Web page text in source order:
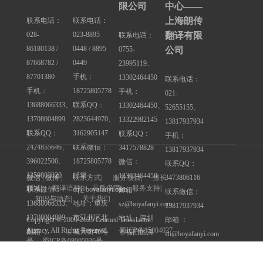
联系电话：
028-
86180138 /
87668782 /
87701380
手机：
13688066333、
13708004899
联系QQ：
2424855646、
396022500、
1359803020
联系微信：
13688066333、
13708004899
邮箱 ：
联系电话：
023-8895
0448 / 8895
0449
手机：
18725805778
联系QQ：
2823644970、
3162905147
联系微信：
18725805778
邮箱：
cq@boyafanyi.com
地址：重庆
市江北区北
城天街46号
限公司
联系电话：
0755-
23995119、
13302464450
手机：
13302464450、
13322982145
联系QQ：
3417578828
微信：
13302464450
邮箱：
sz@boyafanyi.com
地址：深圳
市福田区深
中心——
上海朗传
翻译有限
公司
联系电话：
021-
52655155、
13817937934
手机：
13817937934
联系QQ：
3473806116
联系微信：
13817937934
邮箱 ：
sh@boyafanyi.com
微信 | 微博 | 联系方式| 服务项目|
擅长
领域| 翻译语种| 品质保障| 服务支持|
知识与动态
关于我们
Copyright © 2000-2025 Learned Translation
Agency, All Rights Reserved.
蜀ICP备15004027
号
蜀ICP备08005936号